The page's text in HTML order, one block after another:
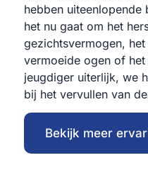
hebben uiteenlopende
het nu gaat om het
gezichtsvermogen,
vermoeide ogen of
jeugdiger uiterlijk, we
bij het vervullen van
Bekijk meer